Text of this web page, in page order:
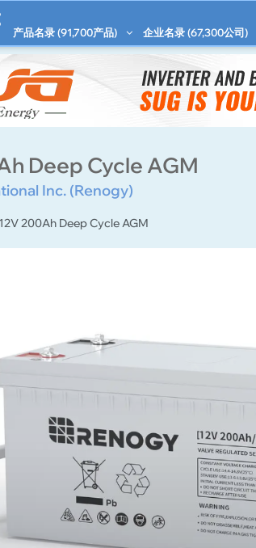
产品名录 (91,700产品) 企业名录 (67,300公司)
Deep Cycle AGM
Inc. (Renogy)
12V 200Ah Deep Cycle AGM